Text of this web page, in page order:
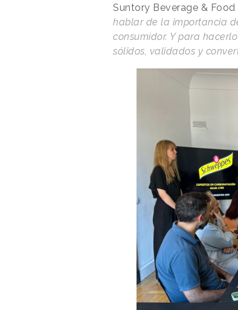
Suntory Beverage &
hablar de la importancia
consumidor. Y para
sólidos, validados y